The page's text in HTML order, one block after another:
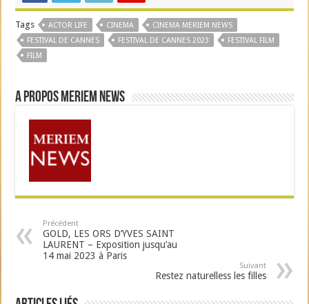
Tags ACTOR LIFE CINEMA
CINEMA MERIEM NEWS
FESTIVAL DE CANNES
FESTIVAL DE CANNES 2023
FESTIVAL FILM
FILM
A propos Meriem News
Précédent
GOLD, LES ORS D’YVES SAINT
LAURENT – Exposition jusqu’au
14 mai 2023 à Paris
Suivant
Restez naturelless les filles